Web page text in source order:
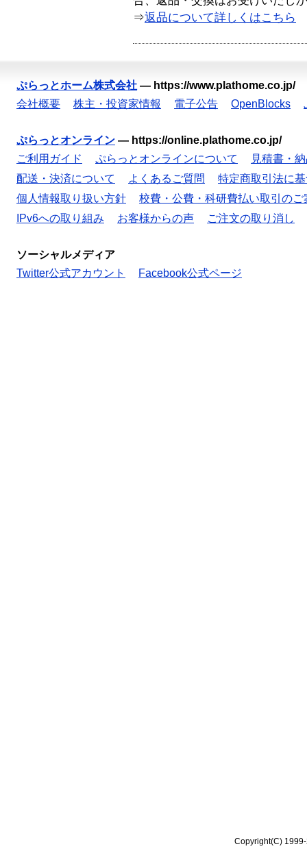
⇒返品について詳しくはこちら
ぷらっとホーム株式会社 — https://www.plathome.co.jp/
会社概要
株主・投資家情報 電子公告 OpenBlocks
ぷらっとオンライン — https://online.plathome.co.jp/
ご利用ガイド
ぷらっとオンラインについて
見積書・
配送・決済について
よくあるご質問
特定商取引法に
個人情報取り扱い方針
校費・公費・科研費払い取引のご
IPv6への取り組み
お客様からの声 ご注文の取り消し
ソーシャルメディア
Twitter公式アカウント
Facebook公式ページ
Copyright(C)